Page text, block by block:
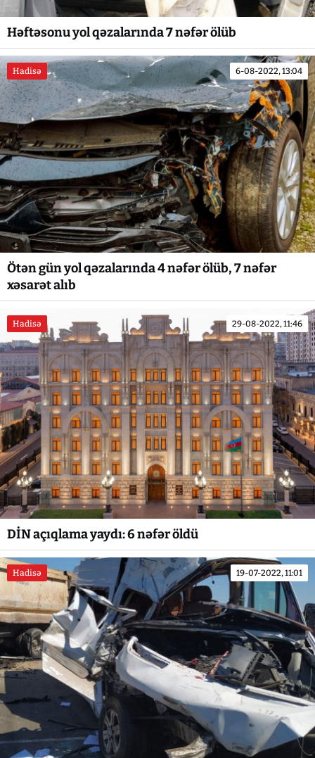
Həftəsonu yol qəzalarında 7 nəfər ölüb
Hadisə 6-08-2022, 13:04
Ötən gün yol qəzalarında 4 nəfər ölüb, 7 nəfər
xəsarət alıb
Hadisə 29-08-2022, 11:46
DİN açıqlama yaydı: 6 nəfər öldü
Hadisə 19-07-2022, 11:01